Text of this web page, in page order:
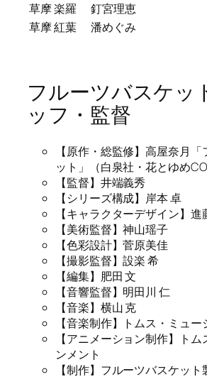
草摩 楽羅
釘宮理恵
草摩 紅葉
潘めぐみ
フルーツバスケ
ッフ・監督
【原作・総監修】高屋奈月
ット」（白泉社・花とゆめ
【監督】井端義秀
【シリーズ構成】岸本 卓
【キャラクターデザイン】進
【美術監督】神山瑶子
【色彩設計】菅原美佳
【撮影監督】設楽 希
【編集】肥田 文
【音響監督】明田川 仁
【音楽】横山 克
【音楽制作】トムス・ミュー
【アニメーション制作】ト
ンメント
【制作】フルーツバスケット